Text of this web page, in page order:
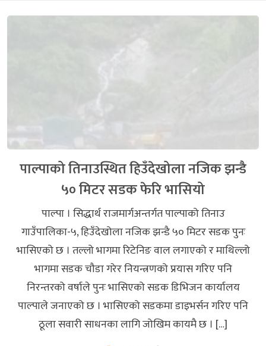
पाल्पाको तिनाउस्थित हिउँदेखोला नजिक झन्डै
५० मिटर सडक फेरि भासियो
पाल्पा । सिद्धार्थ राजमार्गअन्तर्गत पाल्पाको तिनाउ
गाउँपालिका-५, हिउँदेखोला नजिक झन्डै ५० मिटर सडक पुनः
भासिएको छ । तल्लो भागमा रिटेनिङ वाल लगाएको र माथिल्लो
भागमा सडक चौडा गरेर नियन्त्रणको प्रयास गरिए पनि
निरन्तरको वर्षाले पुनः भासिएको सडक डिभिजन कार्यालय
पाल्पाले जनाएको छ । भासिएको सडकमा डाइभर्सन गरिए पनि
ठूला सवारी साधनका लागि जोखिम कायमै छ । […]